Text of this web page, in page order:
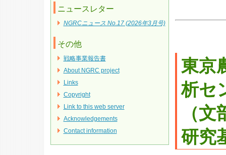
ニュースレター
NGRCニュース No.17 (2026年3月号)
その他
戦略事業報告書
About NGRC project
Links
Copyright
Link to this web server
Acknowledgements
Contact information
東京
析セ
（
研究